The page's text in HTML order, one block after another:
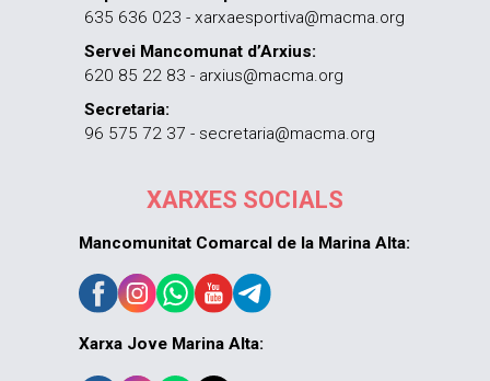
635 636 023 - xarxaesportiva@macma.org
Servei Mancomunat d’Arxius:
620 85 22 83 - arxius@macma.org
Secretaria:
96 575 72 37 - secretaria@macma.org
XARXES SOCIALS
Mancomunitat Comarcal de la Marina Alta:
Xarxa Jove Marina Alta: